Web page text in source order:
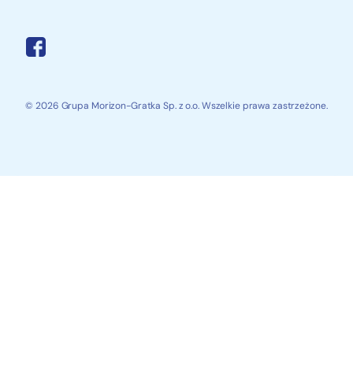
© 2026 Grupa Morizon-Gratka Sp. z o.o. Wszelkie prawa zastrzeżone.